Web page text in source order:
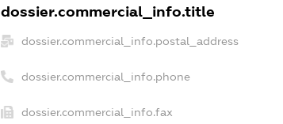
dossier.commercial_info.title
dossier.commercial_info.postal_address
dossier.commercial_info.phone
dossier.commercial_info.fax